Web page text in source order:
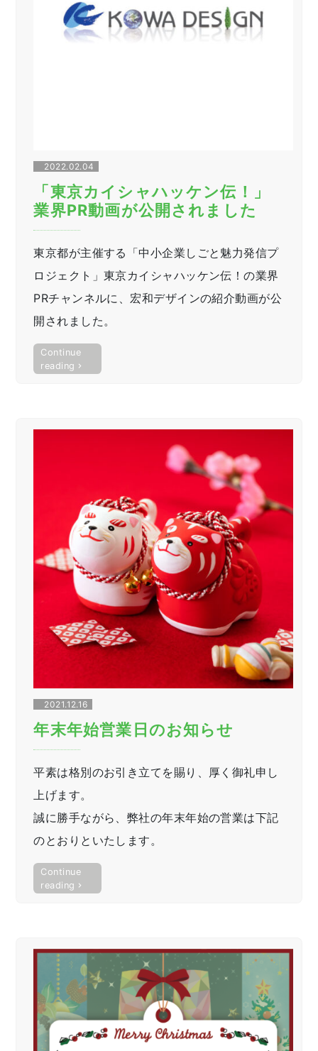
2022.02.04
「東京カイシャハッケン伝！」
業界PR動画が公開されました
東京都が主催する「中小企業しごと魅力発信プ
ロジェクト」東京カイシャハッケン伝！の業界
PRチャンネルに、宏和デザインの紹介動画が公
開されました。
Continue
reading “「東
ャ
伝！」
業
界
PR
動
画
が
公
開
さ
れ
ま
し
2021.12.16
年末年始営業日のお知らせ
平素は格別のお引き立てを賜り、厚く御礼申し
上げます。
誠に勝手ながら、弊社の年末年始の営業は下記
のとおりといたします。
Continue
reading “年
業
日
の
お
知
ら
せ”